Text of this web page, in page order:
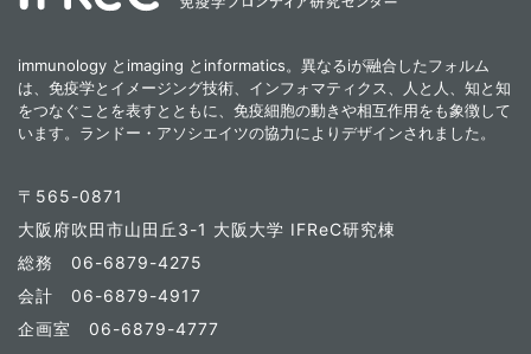
immunology とimaging とinformatics。異なるiが融合したフォルム
は、免疫学とイメージング技術、インフォマティクス、人と人、知と知
をつなぐことを表すとともに、免疫細胞の動きや相互作用をも象徴して
います。ランドー・アソシエイツの協力によりデザインされました。
〒565-0871
大阪府吹田市山田丘3-1 大阪大学 IFReC研究棟
総務 06-6879-4275
会計 06-6879-4917
企画室 06-6879-4777